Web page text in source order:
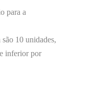
para a
10 unidades,
inferior por